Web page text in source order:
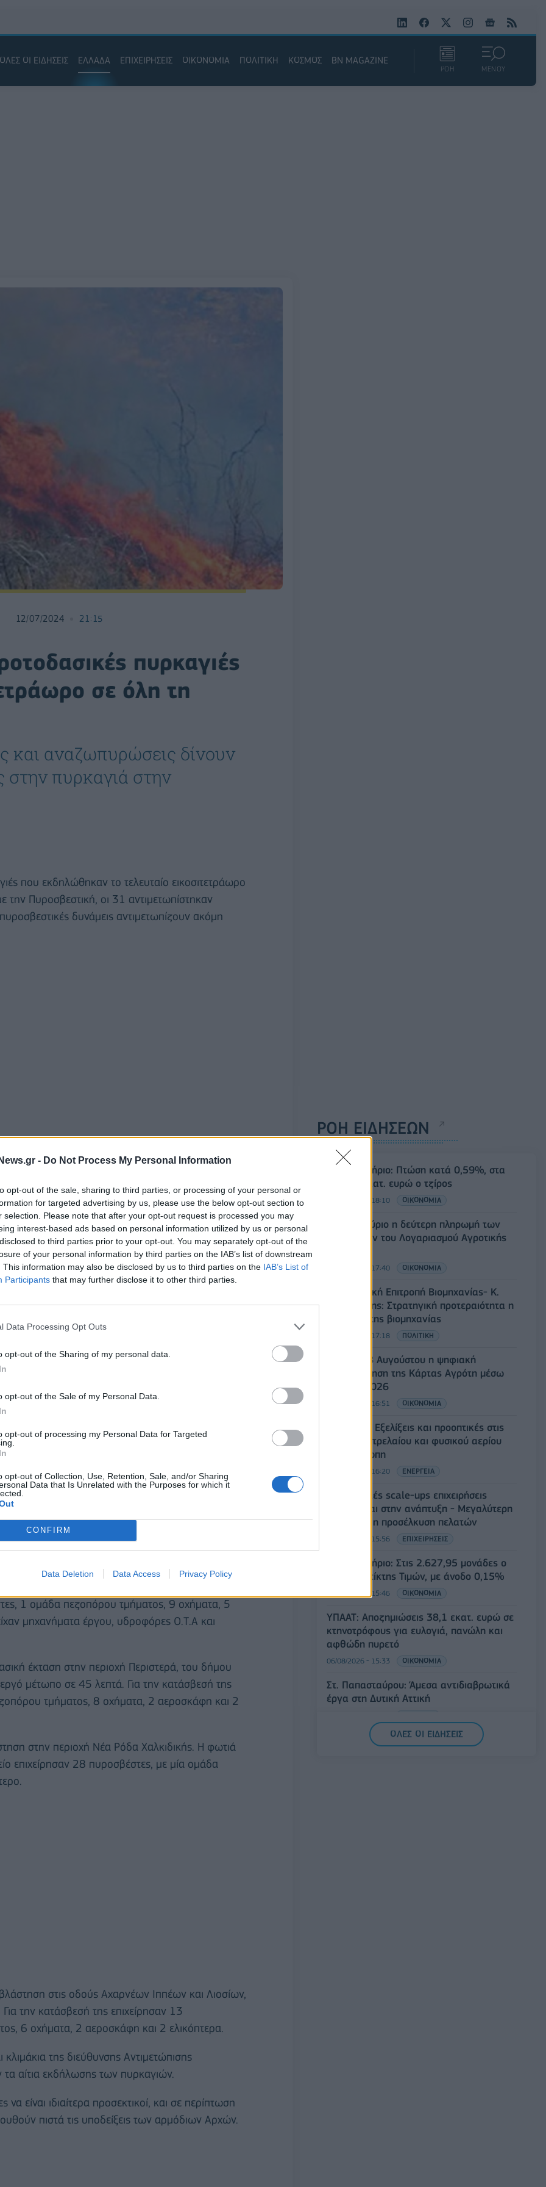
- Do Not Process My Personal Information
opt-out of the sale, sharing to third parties, or processing of your personal or
for targeted advertising by us, please use the below opt-out section to
selection. Please note that after your opt-out request is processed you may
interest-based ads based on personal information utilized by us or personal
to third parties prior to your opt-out. You may separately opt-out of the
of your personal information by third parties on the IAB’s list of downstream
This information may also be disclosed by us to third parties on the IAB’s List of
Participants that may further disclose it to other third parties.
Data Processing Opt Outs
opt-out of the Sharing of my personal data.
opt-out of the Sale of my Personal Data.
opt-out of processing my Personal Data for Targeted
opt-out of Collection, Use, Retention, Sale, and/or Sharing
Data that Is Unrelated with the Purposes for which it
CONFIRM
Data Deletion Data Access Privacy Policy
ΟΛΕΣ ΟΙ ΕΙΔΗΣΕΙΣ ΕΛΛΑΔΑ ΕΠΙΧΕΙΡΗΣΕΙΣ ΟΙΚΟΝΟΜΙΑ ΠΟΛΙΤΙΚΗ ΚΟΣΜΟΣ BN MAGAZINE
ΡΟΗ ΜΕΝΟΥ
12/07/2024 21:15
πυρκαγιές
σε όλη τη
και αναζωπυρώσεις δίνουν
στην πυρκαγιά στην
που εκδηλώθηκαν το τελευταίο εικοσιτετράωρο
Πυροσβεστική, οι 31 αντιμετωπίστηκαν
δυνάμεις αντιμετωπίζουν ακόμη
όπως αναφέρουν πηγές της Πολιτικής
το βράδυ που η φωτιά δεν έχει ενεργό μέτωπο,
εστίες και αναζωπυρώσεις που
βλάστηση. Όπως τονίζουν οι ίδιες πηγές, αν
ισχυρές επίγειες δυνάμεις και πολύ
επιχειρούν - και συγκεκριμένα 8
δύο συντονιστικά.
της Πολιτικής Προστασίας σημειώνουν:
στο Μαρκόπουλο Μεσογαίας Αττικής. Η
32 πυροσβέστες, 1 ομάδα πεζοπόρου
Σαλμώνη στη Ροδόπη, όταν ξέσπασε πυρκαγιά
κινητοποίηση και οι επίγειες και εναέριες
Σε 1,5 ώρα η φωτιά δεν είχε πλέον ενεργό
1 ομάδα πεζοπόρου τμήματος, 9 οχήματα, 5
μηχανήματα έργου, υδροφόρες Ο.Τ.Α και
έκταση στην περιοχή Περιστερά, του δήμου
μέτωπο σε 45 λεπτά. Για την κατάσβεσή της
τμήματος, 8 οχήματα, 2 αεροσκάφη και 2
στην περιοχή Νέα Ρόδα Χαλκιδικής. Η φωτιά
επιχείρησαν 28 πυροσβέστες, με μία ομάδα
στις οδούς Αχαρνέων Ιππέων και Λιοσίων,
την κατάσβεσή της επιχείρησαν 13
6 οχήματα, 2 αεροσκάφη και 2 ελικόπτερα.
της διεύθυνσης Αντιμετώπισης
αίτια εκδήλωσης των πυρκαγιών.
είναι ιδιαίτερα προσεκτικοί, και σε περίπτωση
πιστά τις υποδείξεις των αρμόδιων Αρχών.
ΡΟΗ ΕΙΔΗΣΕΩΝ
Χρηματιστήριο: Πτώση κατά 0,59%, στα
320,42 εκατ. ευρώ ο τζίρος
06/08/2026 - 18:10 ΟΙΚΟΝΟΜΙΑ
ΟΠΕΚΑ: Αύριο η δεύτερη πληρωμή των
δικαιούχων του Λογαριασμού Αγροτικής
06/08/2026 - 17:40 ΟΙΚΟΝΟΜΙΑ
Κυβερνητική Επιτροπή Βιομηχανίας- Κ.
Μητσοτάκης: Στρατηγική προτεραιότητα η
ενίσχυση της βιομηχανίας
06/08/2026 - 17:18 ΠΟΛΙΤΙΚΗ
Από τις 28 Αυγούστου η ψηφιακή
ενεργοποίηση της Κάρτας Αγρότη μέσω
της ΕΑΕ 2026
06/08/2026 - 16:51 ΟΙΚΟΝΟΜΙΑ
Eurobank: Εξελίξεις και προοπτικές στις
αγορές πετρελαίου και φυσικού αερίου
στην Ευρώπη
06/08/2026 - 16:20 ΕΝΕΡΓΕΙΑ
Οι ελληνικές scale-ups επιχειρήσεις
στρέφονται στην ανάπτυξη - Μεγαλύτερη
πρόκληση η προσέλκυση πελατών
06/08/2026 - 15:56 ΕΠΙΧΕΙΡΗΣΕΙΣ
Χρηματιστήριο: Στις 2.627,95 μονάδες ο
Γενικός Δείκτης Τιμών, με άνοδο 0,15%
06/08/2026 - 15:46 ΟΙΚΟΝΟΜΙΑ
ΥΠΑΑΤ: Αποζημιώσεις 38,1 εκατ. ευρώ σε
κτηνοτρόφους για ευλογιά, πανώλη και
αφθώδη πυρετό
06/08/2026 - 15:33 ΟΙΚΟΝΟΜΙΑ
Στ. Παπασταύρου: Άμεσα αντιδιαβρωτικά
έργα στη Δυτική Αττική
Συνάλλαγμα: Το ευρώ υποχωρεί κατά
ΟΛΕΣ ΟΙ ΕΙΔΗΣΕΙΣ